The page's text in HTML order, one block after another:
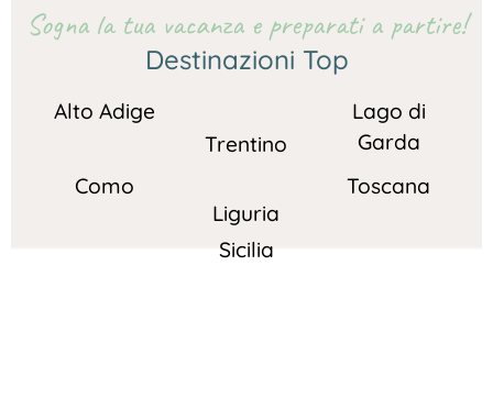
Sogna la tua vacanza e preparati a partire!
Destinazioni Top
Alto Adige
Trentino
Lago di
Garda
Como
Liguria
Toscana
Sicilia